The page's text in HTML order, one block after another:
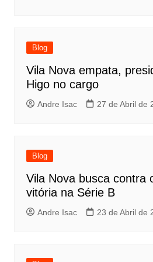
Blog
Vila Nova empata,
Higo no cargo
Andre Isac 27 de Abril de
Blog
Vila Nova busca contra
vitória na Série B
Andre Isac 23 de Abril de